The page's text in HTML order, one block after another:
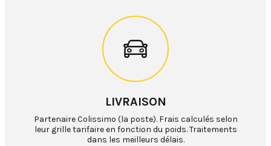
LIVRAISON
Partenaire Colissimo (la poste). Frais calculés selon
leur grille tarifaire en fonction du poids. Traitements
dans les meilleurs délais.